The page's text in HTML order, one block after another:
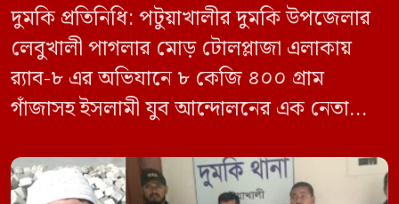
দুমকি প্রতিনিধি: পটুয়াখালীর দুমকি উপজেলার
লেবুখালী পাগলার মোড় টোলপ্লাজা এলাকায়
র‍্যাব-৮ এর অভিযানে ৮ কেজি ৪০০ গ্রাম
গাঁজাসহ ইসলামী যুব আন্দোলনের এক নেতাকে
ভিত্তিতে অভিযান চালিয়ে মাদক চক্রের আরও